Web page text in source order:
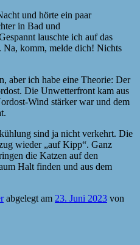
und hörte ein paar
in Bad und
lauschte ich auf das
komm, melde dich! Nichts
aber ich habe eine Theorie: Der
Die Unwetterfront kam aus
Wind stärker war und dem
sind ja nicht verkehrt. Die
wieder „auf Kipp“. Ganz
die Katzen auf den
Halt finden und aus dem
abgelegt am 23. Juni 2023 von